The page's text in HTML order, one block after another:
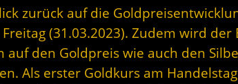
zurück auf die
(31.03.2023). Zudem wird der
auf den Goldpreis wie auch den
Als erster Goldkurs am